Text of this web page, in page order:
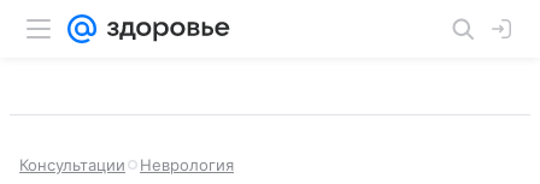
Консультации Неврология